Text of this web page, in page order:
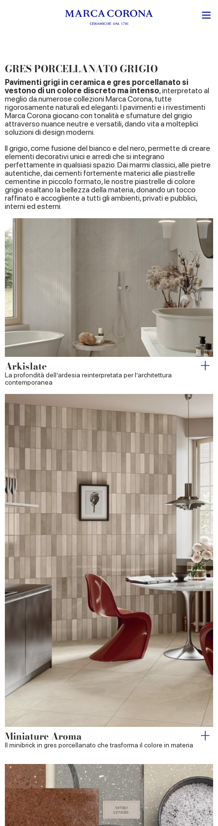
GRES PORCELLANATO GRIGIO
Pavimenti grigi in ceramica e gres porcellanato si
vestono di un colore discreto ma intenso, interpretato al
meglio da numerose collezioni Marca Corona, tutte
rigorosamente naturali ed eleganti. I pavimenti e i rivestimenti
Marca Corona giocano con tonalità e sfumature del grigio
attraverso nuance neutre e versatili, dando vita a molteplici
soluzioni di design moderni.
Il grigio, come fusione del bianco e del nero, permette di creare
elementi decorativi unici e arredi che si integrano
perfettamente in qualsiasi spazio. Dai marmi classici, alle pietre
autentiche, dai cementi fortemente materici alle piastrelle
cementine in piccolo formato, le nostre piastrelle di colore
grigio esaltano la bellezza della materia, donando un tocco
raffinato e accogliente a tutti gli ambienti, privati e pubblici,
interni ed esterni.
Arkislate
La profondità dell’ardesia reinterpretata per l’architettura
contemporanea
Miniature Aroma
Il minibrick in gres porcellanato che trasforma il colore in materia